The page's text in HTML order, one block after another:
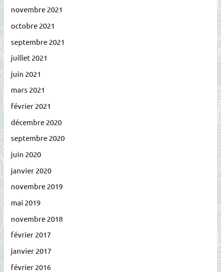
novembre 2021
octobre 2021
septembre 2021
juillet 2021
juin 2021
mars 2021
février 2021
décembre 2020
septembre 2020
juin 2020
janvier 2020
novembre 2019
mai 2019
novembre 2018
février 2017
janvier 2017
février 2016